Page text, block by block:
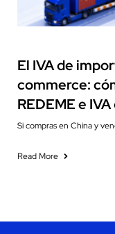
El IVA de
commerce:
REDEME e
Si compras en China y
Read More